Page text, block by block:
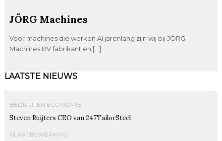
JÖRG Machines
Voor machines die werken Al jarenlang zijn wij bij JÖRG
Machines BV fabrikant en […]
LAATSTE NIEUWS
BEDRIJF EN ECONOMIE
Steven Ruijters CEO van 247TailorSteel
PLAATBEWERKING